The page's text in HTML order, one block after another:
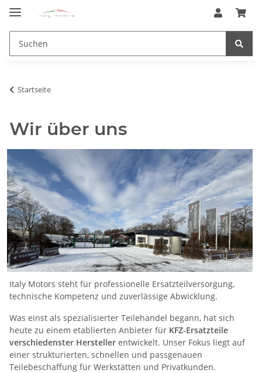
Startseite
Wir über uns
Italy Motors steht für professionelle Ersatzteilversorgung,
technische Kompetenz und zuverlässige Abwicklung.
Was einst als spezialisierter Teilehandel begann, hat sich
heute zu einem etablierten Anbieter für KFZ-Ersatzteile
verschiedenster Hersteller entwickelt. Unser Fokus liegt auf
einer strukturierten, schnellen und passgenauen
Teilebeschaffung für Werkstätten und Privatkunden.